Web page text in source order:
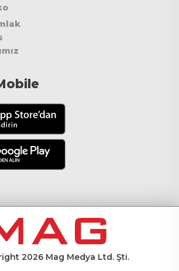
2026 Mag Medya Ltd. Şti.